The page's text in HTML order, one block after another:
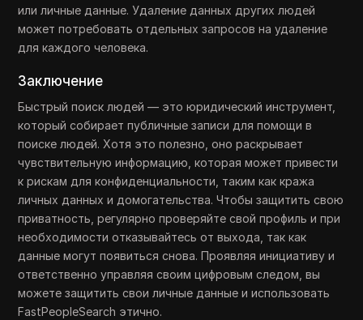
или личные данные. Удаление данных других людей
может потребовать отдельных запросов на удаление
для каждого человека.
Заключение
Быстрый поиск людей — это юридический инструмент,
который собирает публичные записи для помощи в
поиске людей. Хотя это полезно, оно раскрывает
чувствительную информацию, которая может привести
к рискам для конфиденциальности, таким как кража
личных данных и домогательства. Чтобы защитить свою
приватность, регулярно проверяйте свой профиль и при
необходимости отказывайтесь от выхода, так как
данные могут появиться снова. Проявляя инициативу и
ответственно управляя своим цифровым следом, вы
можете защитить свои личные данные и использовать
FastPeopleSearch этично.